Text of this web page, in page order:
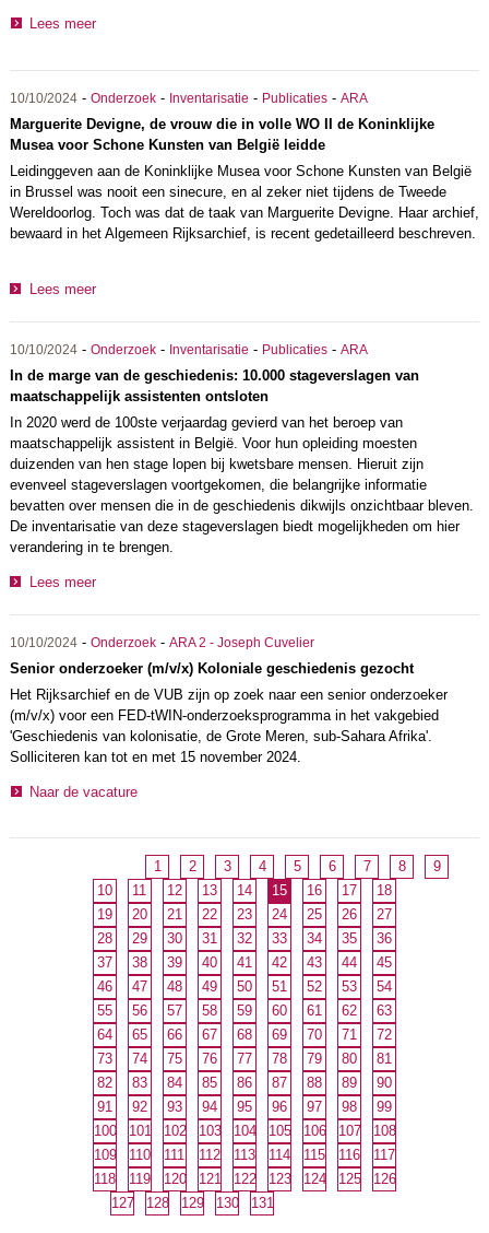
Lees meer
10/10/2024- Onderzoek- Inventarisatie - Publicaties- ARA
Marguerite Devigne, de vrouw die in volle WO II de Koninklijke
Musea voor Schone Kunsten van België leidde
Leidinggeven aan de Koninklijke Musea voor Schone Kunsten van België
in Brussel was nooit een sinecure, en al zeker niet tijdens de Tweede
Wereldoorlog. Toch was dat de taak van Marguerite Devigne. Haar archief,
bewaard in het Algemeen Rijksarchief, is recent gedetailleerd beschreven.
Lees meer
10/10/2024- Onderzoek- Inventarisatie - Publicaties- ARA
In de marge van de geschiedenis: 10.000 stageverslagen van
maatschappelijk assistenten ontsloten
In 2020 werd de 100ste verjaardag gevierd van het beroep van
maatschappelijk assistent in België. Voor hun opleiding moesten
duizenden van hen stage lopen bij kwetsbare mensen. Hieruit zijn
evenveel stageverslagen voortgekomen, die belangrijke informatie
bevatten over mensen die in de geschiedenis dikwijls onzichtbaar bleven.
De inventarisatie van deze stageverslagen biedt mogelijkheden om hier
verandering in te brengen.
Lees meer
10/10/2024- Onderzoek- ARA 2 - Joseph Cuvelier
Senior onderzoeker (m/v/x) Koloniale geschiedenis gezocht
Het Rijksarchief en de VUB zijn op zoek naar een senior onderzoeker
(m/v/x) voor een FED-tWIN-onderzoeksprogramma in het vakgebied
'Geschiedenis van kolonisatie, de Grote Meren, sub-Sahara Afrika'.
Solliciteren kan tot en met 15 november 2024.
Naar de vacature
1 2 3 4 5 6 7 8
9
10
11 12 13 14 15 16 17
18
19
20 21 22 23 24 25 26
27
28
29 30 31 32 33 34 35
36
37
38 39 40 41 42 43 44
45
46
47 48 49 50 51 52 53
54
55
56 57 58 59 60 61 62
63
64
65 66 67 68 69 70 71
72
73
74 75 76 77 78 79 80
81
82
83 84 85 86 87 88 89
90
91
92 93 94 95 96 97 98
99
100
101 102 103 104 105 106 107
108
109
110 111 112 113 114 115 116
117
118
119 120 121 122 123 124 125
126
127
128 129 130 131